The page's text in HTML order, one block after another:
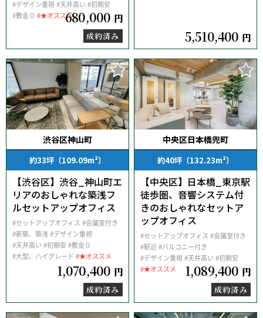
#デザイン重視#天井高い #初期安
#敷金０ #★オススメ680,000 円
成約済み 5,510,400 円
渋谷区神山町
約33坪〔109.09m²〕
【渋谷区】渋谷_神山町エ
リアのおしゃれな築浅フ
ルセットアップオフィス
#セットアップオフィス #会議室付き
#新築、築浅#デザイン重視
#天井高い #初期安 #敷金０
#大型、ハイグレード #★オススメ
1,070,400 円
成約済み
中央区日本橋兜町
約40坪〔132.23m²〕
【中央区】日本橋_東京駅
徒歩圏、音響システム付
きのおしゃれなセットア
ップオフィス
#セットアップオフィス #会議室付き
#駅近 #バルコニー付き
#デザイン重視#天井高い #初期安
#★オススメ
1,089,400 円
成約済み